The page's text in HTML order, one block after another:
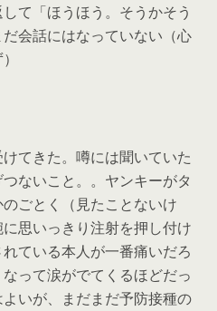
て「ほうほう。そうかそう
会話にはなっていない（心
てきた。噂には聞いていた
ないこと。。ヤンキーがタ
ごとく（見たことないけ
思いっきり注射を押し付け
ている本人が一番痛いだろ
って涙がでてくるほどだっ
いが、まだまだ予防接種の